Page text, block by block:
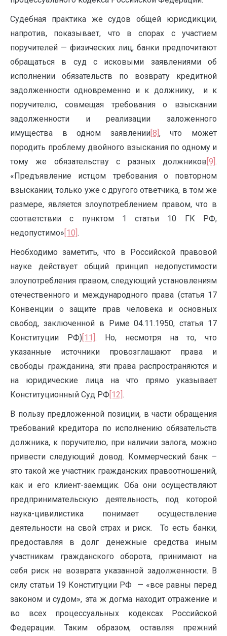
Судебная практика же судов общей юрисдикции,
напротив, показывает, что в спорах с участием
поручителей — физических лиц, банки предпочитают
обращаться в суд с исковыми заявлениями об
исполнении обязательств по возврату кредитной
задолженности одновременно и к должнику, и к
поручителю, совмещая требования о взыскании
задолженности и реализации заложенного
имущества в одном заявлении[8] , что может
породить проблему двойного взыскания по одному и
тому же обязательству с разных должников [9] .
«Предъявление истцом требования о повторном
взыскании, только уже с другого ответчика, в том же
размере, является злоупотреблением правом, что в
соответствии с пунктом 1 статьи 10 ГК РФ,
недопустимо» [10] .
Необходимо заметить, что в Российской правовой
науке действует общий принцип недопустимости
злоупотребления правом, следующий установлениям
отечественного и международного права (статья 17
Конвенции о защите прав человека и основных
свобод, заключенной в Риме 04.11.1950, статья 17
Конституции РФ)[11] . Но, несмотря на то, что
указанные источники провозглашают права и
свободы гражданина, эти права распространяются и
на юридические лица на что прямо указывает
Конституционный Суд РФ [12] .
В пользу предложенной позиции, в части обращения
требований кредитора по исполнению обязательств
должника, к поручителю, при наличии залога, можно
привести следующий довод. Коммерческий банк –
это такой же участник гражданских правоотношений,
как и его клиент-заемщик. Оба они осуществляют
предпринимательскую деятельность, под которой
наука-цивилистика понимает осуществление
деятельности на свой страх и риск. То есть банки,
предоставляя в долг денежные средства иным
участникам гражданского оборота, принимают на
себя риск не возврата указанной задолженности. В
силу статьи 19 Конституции РФ — «все равны перед
законом и судом», эта ж догма находит отражение и
во всех процессуальных кодексах Российской
Федерации. Таким образом, оставляя прежний